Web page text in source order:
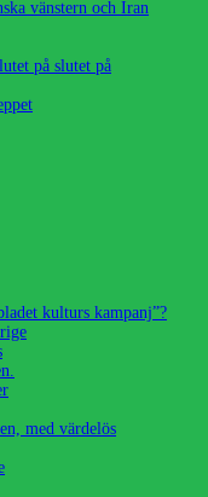
vänstern och Iran
på slutet på
kulturs kampanj”?
med värdelös